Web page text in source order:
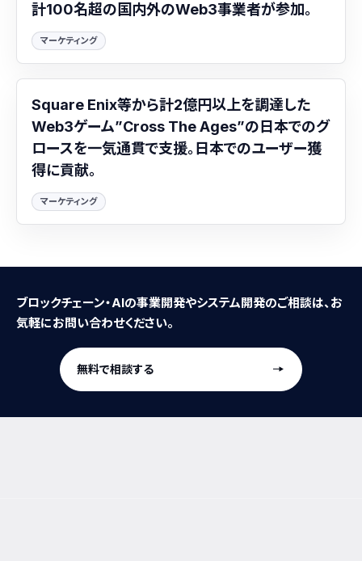
計100名超の国内外のWeb3事業者が参加。
マーケティング
Square Enix等から計2億円以上を調達した
Web3ゲーム”Cross The Ages”の日本でのグ
ロースを一気通貫で支援。日本でのユーザー獲
得に貢献。
マーケティング
ブロックチェーン・AIの事業開発やシステム開発のご相談は、お
気軽にお問い合わせください。
無料で相談する